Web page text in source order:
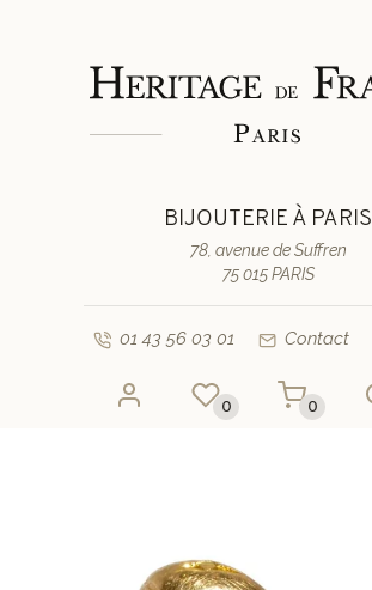
BIJOUTERIE À PARIS
78, avenue de Suffren
75 015 PARIS
01 43 56 03 01 Contact
0 0